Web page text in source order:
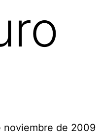
noviembre de 2009